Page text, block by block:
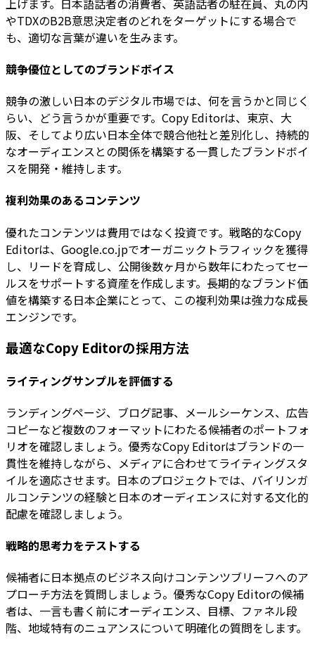
やTDXのB2B意思決定者のどれをターゲットにする場合で
も、適切な言葉が違いを生みます。
競争優位としてのブランドボイス
競争の激しい日本のデジタル市場では、何を言うかと同じく
らい、どう言うかが重要です。Copy Editorは、東京、大
阪、そしてより広い日本全体で競合他社と差別化し、持続的
なオーディエンスとの関係を構築する一貫したブランドボイ
スを開発・維持します。
複利効果のあるコンテンツ
優れたコンテンツは費用ではなく投資です。戦略的なCopy
Editorは、Google.co.jpでオーガニックトラフィックを獲得
し、リードを育成し、公開後数ヶ月から数年にわたってセー
ルスをサポートする資産を作成します。長期的なブランド価
値を構築する日本企業にとって、この複利効果は強力な成長
エンジンです。
最適なCopy Editorの採用方法
ライティングサンプルを評価する
ランディングページ、ブログ記事、メールシーケンス、広告
コピーなど複数のフォーマットにわたる候補者のポートフォ
リオを確認しましょう。優秀なCopy Editorはブランドの一
貫性を維持しながら、メディアに合わせてライティングスタ
イルを適応させます。日本のプロジェクトでは、バイリンガ
ルコンテンツの経験と日本のオーディエンスに対する文化的
配慮を確認しましょう。
戦略的思考力をテストする
候補者に日本拠点のビジネス向けコンテンツブリーフへのア
プローチ方法を質問しましょう。優秀なCopy Editorの候補
者は、一言も書く前にオーディエンス、目標、ファネル段
階、地域特有のニュアンスについて明確化の質問をします。